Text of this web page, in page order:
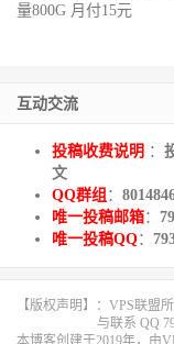
量800G 月付15元
互动交流
投稿收费说明 ：
文
QQ群组 ：
唯一投稿邮箱：
唯一投稿QQ：
【版权声明】：VPS联盟
与联系 QQ
本博客创建于2019年，由